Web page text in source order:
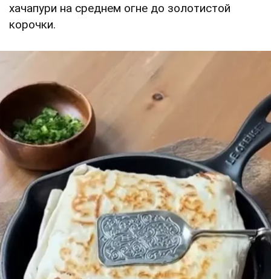
хачапури на среднем огне до золотистой
корочки.